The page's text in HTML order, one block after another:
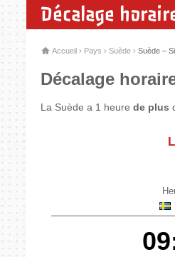
Décalage
Accueil › Pays › Suède › Suède –
Décalage
La Suède a 1 heure de plus